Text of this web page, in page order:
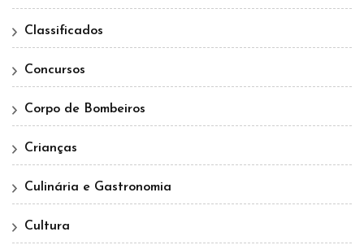
Classificados
Concursos
Corpo de Bombeiros
Crianças
Culinária e Gastronomia
Cultura